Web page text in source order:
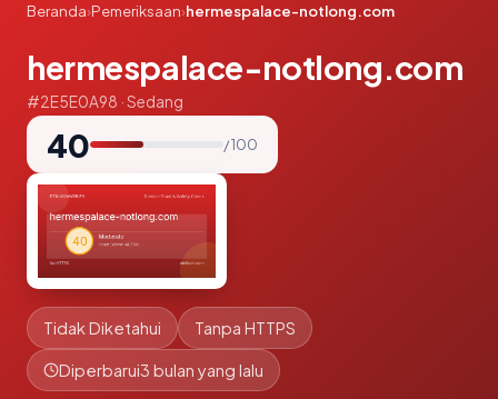
Beranda›Pemeriksaan›hermespalace-notlong.com
hermespalace-notlong.com
#2E5E0A98 · Sedang
40 / 100
Tidak Diketahui Tanpa HTTPS
Diperbarui3 bulan yang lalu